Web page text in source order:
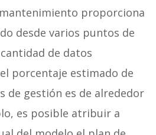
proporciona
desde varios puntos de
de datos
porcentaje estimado de
de gestión es de alrededor
es posible atribuir a